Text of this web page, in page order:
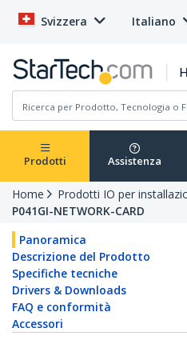
Svizzera Italiano
Prodotti Assistenza
Home Prodotti IO per
P041GI-NETWORK-CARD
Panoramica
Descrizione del Prodotto
Specifiche tecniche
Drivers & Downloads
FAQ e conformità
Accessori